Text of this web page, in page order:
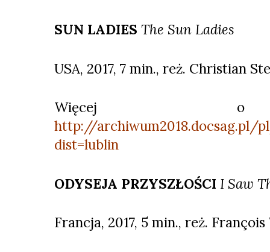
SUN LADIES The Sun Ladies
USA, 2017, 7 min., reż. Christian
Więcej
http://archiwum2018.docsag.pl/
dist=lublin
ODYSEJA PRZYSZŁOŚCI I Saw
Francja, 2017, 5 min., reż.